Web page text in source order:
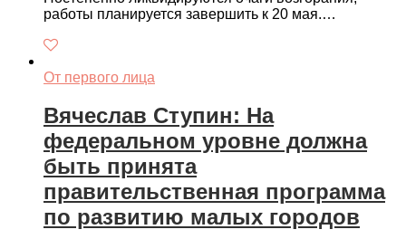
работы планируется завершить к 20 мая.…
От первого лица
Вячеслав Ступин: На
федеральном уровне должна
быть принята
правительственная программа
по развитию малых городов